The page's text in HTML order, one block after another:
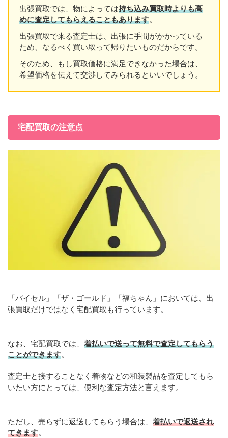
出張買取では、物によっては持ち込み買取時よりも高
めに査定してもらえることもあります。
出張買取で来る査定士は、出張に手間がかかっている
ため、なるべく買い取って帰りたいものだからです。
そのため、もし買取価格に満足できなかった場合は、
希望価格を伝えて交渉してみられるといいでしょう。
宅配買取の注意点
「バイセル」「ザ・ゴールド」「福ちゃん」においては、出
張買取だけではなく宅配買取も行っています。
なお、宅配買取では、 着払いで送って無料で査定してもらう
ことができます。
査定士と接することなく着物などの和装製品を査定してもら
いたい方にとっては、便利な査定方法と言えます。
ただし、売らずに返送してもらう場合は、 着払いで返送され
てきます。